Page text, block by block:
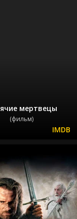
мертвецы
(фильм)